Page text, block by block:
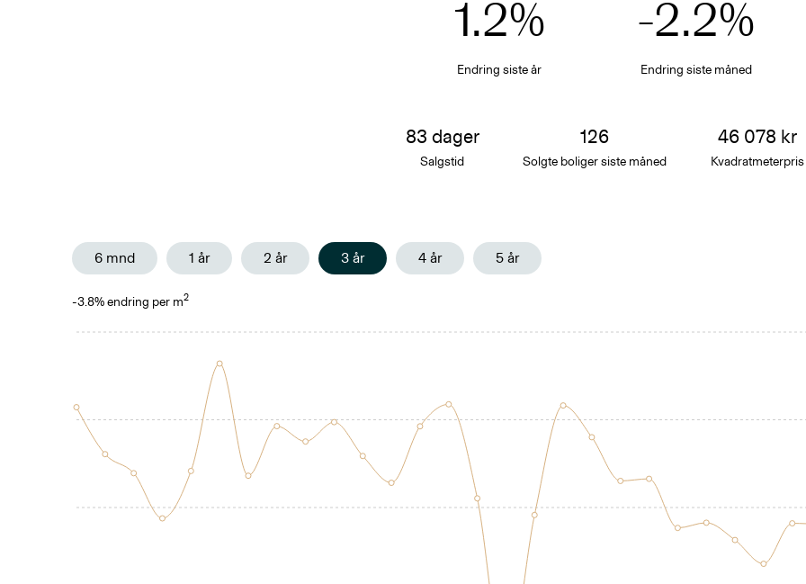
1.2%
Endring siste år
-2.2%
Endring siste måned
83 dager
Salgstid
126
Solgte boliger siste måned
46 078 kr
Kvadratmeterpris
6 mnd 1 år 2 år 3 år 4 år 5 år
-3.8% endring per m2